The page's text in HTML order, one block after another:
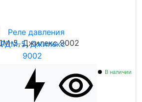
5, Джилекс 9002
В наличии